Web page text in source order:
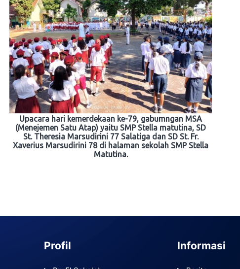
Upacara hari kemerdekaan ke-79, gabumngan MSA
(Menejemen Satu Atap) yaitu SMP Stella matutina, SD
St. Theresia Marsudirini 77 Salatiga dan SD St. Fr.
Xaverius Marsudirini 78 di halaman sekolah SMP Stella
Matutina.
Profil Informasi